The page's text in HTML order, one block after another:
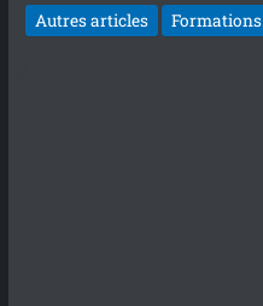
Autres articles Formations